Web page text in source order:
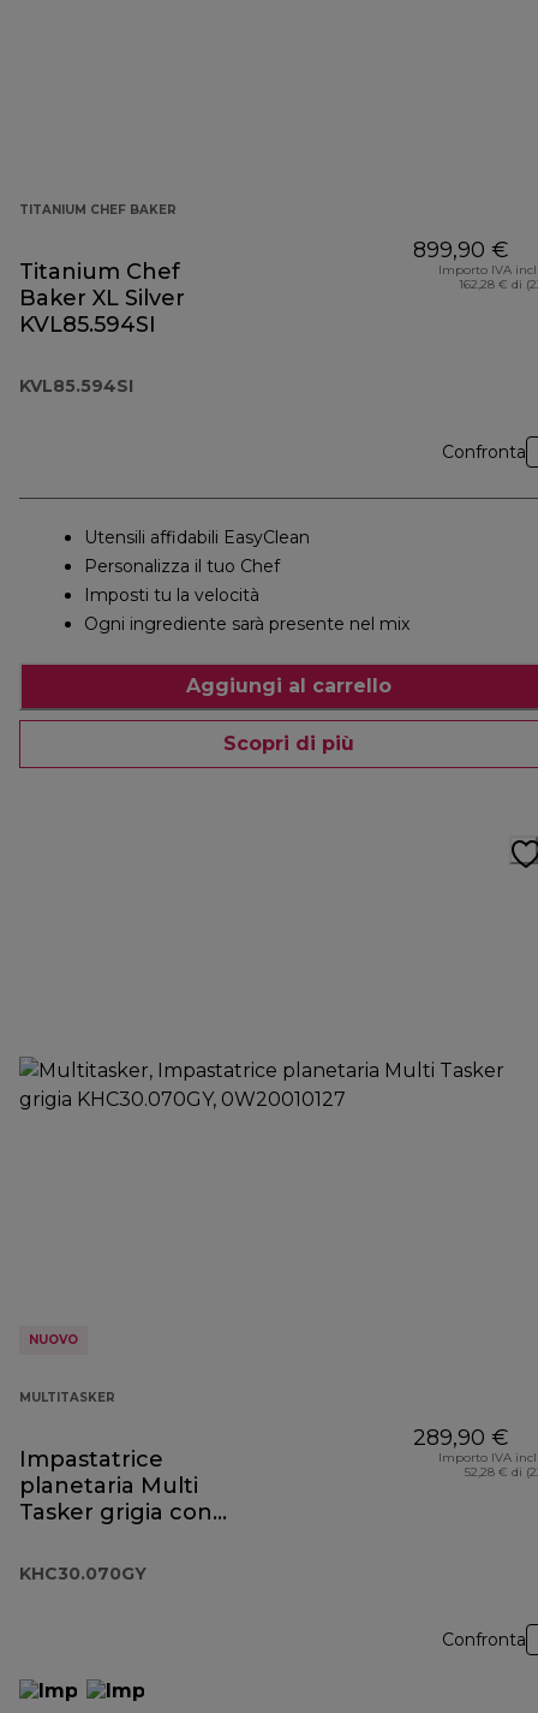
TITANIUM CHEF BAKER
Titanium Chef
Baker XL Silver
KVL85.594SI
KVL85.594SI
899,90 €
Importo IVA
162,28 € di
Confronta
Utensili affidabili EasyClean
Personalizza il tuo Chef
Imposti tu la velocità
Ogni ingrediente sarà presente nel mix
Aggiungi al carrello
Scopri di più
NUOVO
MULTITASKER
Impastatrice
planetaria Multi
Tasker grigia con
frullatore e
KHC30.070GY
289,90 €
Importo IVA
52,28 € di
Confronta